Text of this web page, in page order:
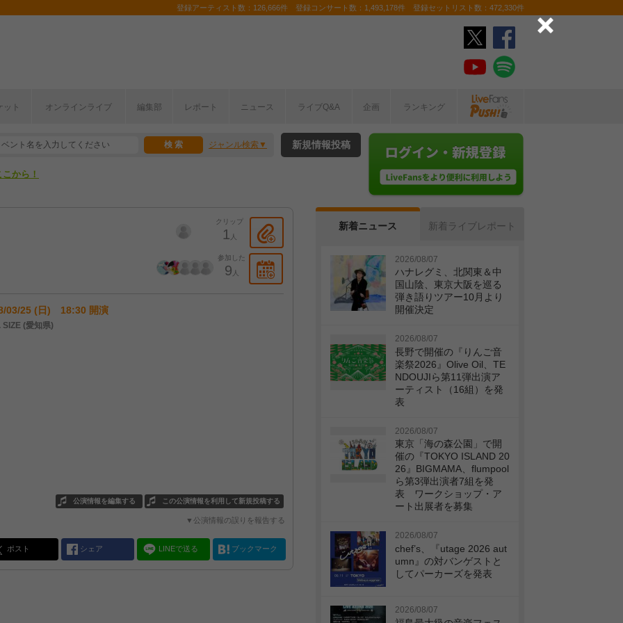
登録アーティスト数：126,666件 登録コンサート数：1,493,178件 登録セットリスト数：472,330件
ット オンラインライブ 編集部 レポート ニュース ライブQ&A 企画 ランキング
ジャンル検索
半期編発表！
から！
新規情報投稿
クリップ
1 人
参加した
9 人
03/25 (日) 18:30 開演
SIZE (愛知県)
この公演情報を利用して新規投稿する
公演情報を編集する
▼公演情報の誤りを報告する
ポスト シェア LINEで送る ブックマーク
新着ニュース 新着ライブレポート
2026/08/07
ハナレグミ、北関東＆中
国山陰、東京大阪を巡る
弾き語りツアー10月より
開催決定
2026/08/07
長野で開催の『りんご音
楽祭2026』Olive Oil、TE
NDOUJIら第11弾出演ア
ーティスト（16組）を発
表
2026/08/07
東京「海の森公園」で開
催の『TOKYO ISLAND 20
26』BIGMAMA、flumpool
ら第3弾出演者7組を発
表 ワークショップ・ア
ート出展者を募集
2026/08/07
chef’s、『utage 2026 aut
umn』の対バンゲストと
してパーカーズを発表
2026/08/07